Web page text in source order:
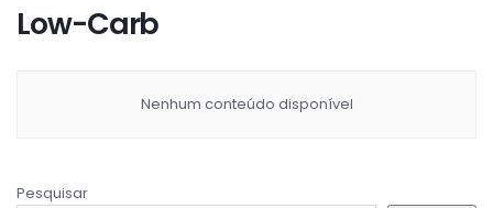
Low-Carb
Nenhum conteúdo disponível
Pesquisar